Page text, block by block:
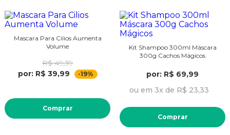
Mascara Para Cilios Aumenta
Volume
R$ 49,39
por: R$ 39,99
-19%
Comprar
Kit Shampoo 300ml Máscara
300g Cachos Mágicos
por: R$ 69,99
ou em 3x de R$ 23,33
Comprar